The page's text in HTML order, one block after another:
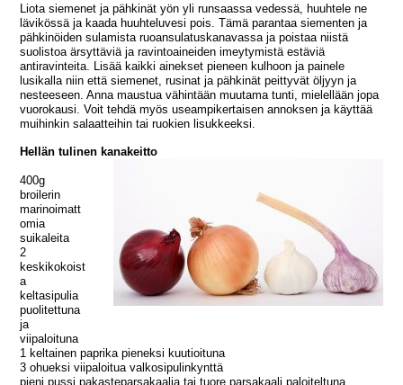
Liota siemenet ja pähkinät yön yli runsaassa vedessä, huuhtele ne
lävikössä ja kaada huuhteluvesi pois. Tämä parantaa siementen ja
pähkinöiden sulamista ruoansulatuskanavassa ja poistaa niistä
suolistoa ärsyttäviä ja ravintoaineiden imeytymistä estäviä
antiravinteita. Lisää kaikki ainekset pieneen kulhoon ja painele
lusikalla niin että siemenet, rusinat ja pähkinät peittyvät öljyyn ja
nesteeseen. Anna maustua vähintään muutama tunti, mielellään jopa
vuorokausi. Voit tehdä myös useampikertaisen annoksen ja käyttää
muihinkin salaatteihin tai ruokien lisukkeeksi.
Hellän tulinen kanakeitto
400g
broilerin
marinoimatt
omia
suikaleita
2
keskikokoist
a
keltasipulia
puolitettuna
ja
viipaloituna
1 keltainen paprika pieneksi kuutioituna
3 ohueksi viipaloitua valkosipulinkynttä
pieni pussi pakasteparsakaalia tai tuore parsakaali paloiteltuna